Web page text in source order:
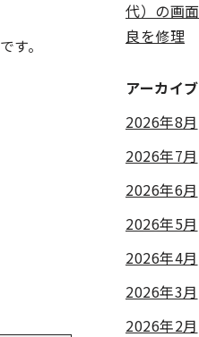
。
代）の画
良を修理
アーカイブ
2026年8月
2026年7月
2026年6月
2026年5月
2026年4月
2026年3月
2026年2月